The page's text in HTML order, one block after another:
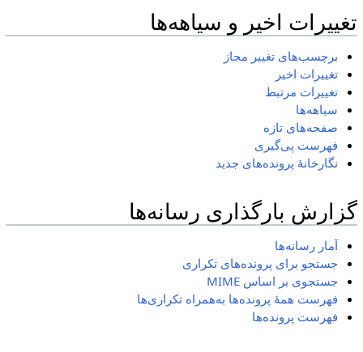
تغییرات اخیر و سیاهه‌ها
برچسب‌های تغییر مجاز
تغییرات اخیر
تغییرات مرتبط
سیاهه‌ها
صفحه‌های تازه
فهرست پی‌گیری
نگارخانهٔ پرونده‌های جدید
گزارش بارگذاری رسانه‌ها
آمار رسانه‌ها
جستجو برای پرونده‌های تکراری
جستجوی بر اساس MIME
فهرست همهٔ پرونده‌ها به‌همراه تکراری‌ها
فهرست پرونده‌ها